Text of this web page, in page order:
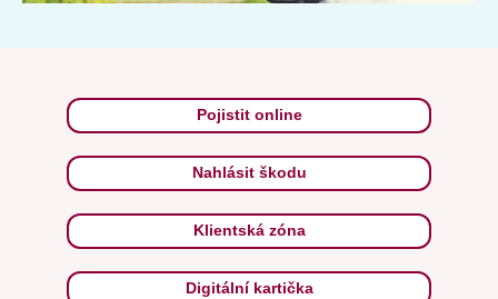
Pojistit online
Nahlásit škodu
Klientská zóna
Digitální kartička